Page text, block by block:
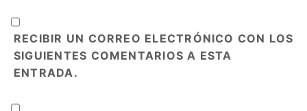
RECIBIR UN CORREO ELECTRÓNICO CON LOS
SIGUIENTES COMENTARIOS A ESTA
ENTRADA.